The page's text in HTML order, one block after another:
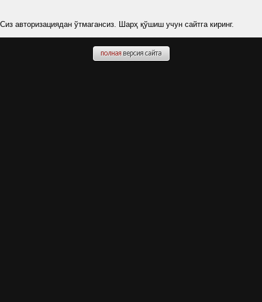
Сиз авторизациядан ўтмагансиз. Шарҳ қўшиш учун сайтга киринг.